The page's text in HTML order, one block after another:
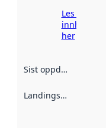
Les meir om
innhenting
her
Sist oppdatert
Landingsside